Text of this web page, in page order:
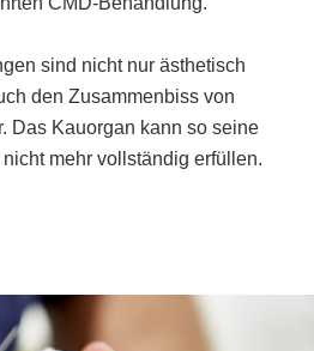
sind nicht nur ästhetisch
den Zusammenbiss von
Das Kauorgan kann so seine
mehr vollständig erfüllen.